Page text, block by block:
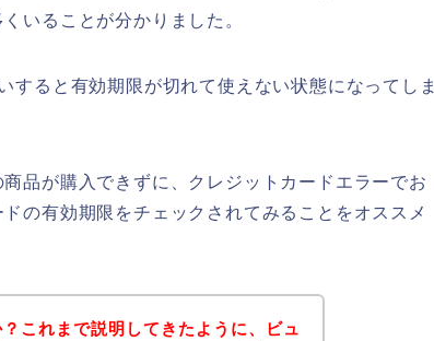
いることが分かりました。
すると有効期限が切れて使えない状態になってしま
品が購入できずに、クレジットカードエラーでお
の有効期限をチェックされてみることをオススメ
これまで説明してきたように、ビュ